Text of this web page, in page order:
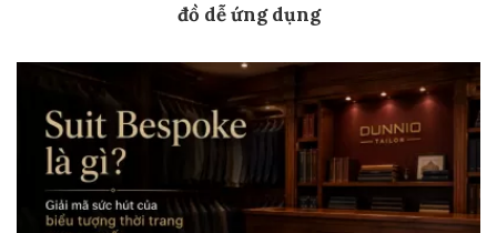
đồ dễ ứng dụng